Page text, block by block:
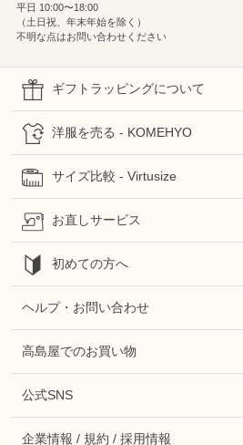
平日 10:00〜18:00
（土日祝、年末年始を除く）
不明な点はお問い合わせください
ギフトラッピングについて
洋服を売る - KOMEHYO
サイズ比較 - Virtusize
お直しサービス
初めての方へ
ヘルプ・お問い合わせ
高島屋でのお買い物
公式SNS
企業情報 / 規約 / 採用情報